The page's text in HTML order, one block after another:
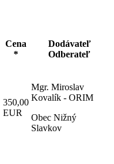
Cena
*
Dodávateľ
Odberateľ
350,00
EUR
Mgr. Miroslav
Kovalík - ORIM
Obec Nižný
Slavkov